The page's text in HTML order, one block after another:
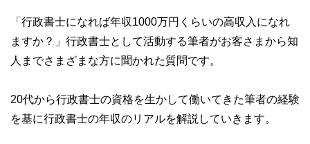
「行政書士になれば年収1000万円くらいの高収入になれ
ますか？」行政書士として活動する筆者がお客さまから知
人までさまざまな方に聞かれた質問です。
20代から行政書士の資格を生かして働いてきた筆者の経験
を基に行政書士の年収のリアルを解説していきます。